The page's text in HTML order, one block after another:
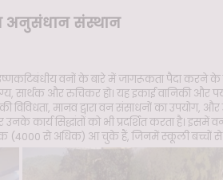
अनुसंधान संस्थान
वनों के बारे में जागरूकता पैदा करने के
और रुचिकर हो। यह इकाई वानिकी और
मानव द्वारा वन संसाधनों का
सिद्धांतों को भी प्रदर्शित करता है। इसमें
(4000 से अधिक) आ चुके हैं, जिनमें स्कूली बच्चों से